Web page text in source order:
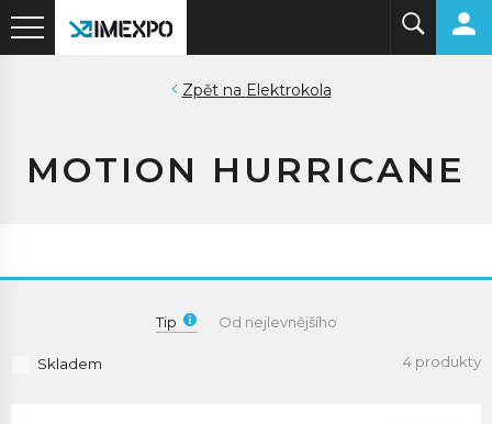
Elektrokola
MOTION HURRICANE
Tip Od nejlevnějšího
Skladem 4 produkty